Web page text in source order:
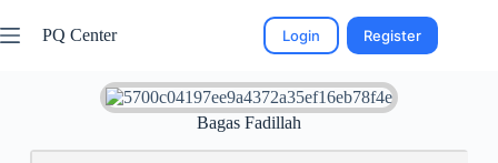
PQ Center Login Register
Bagas Fadillah